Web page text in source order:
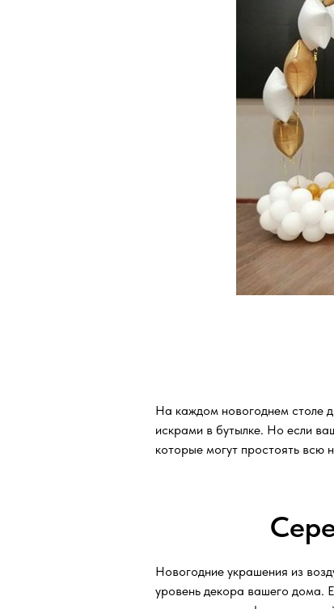
На каждом новогоднем столе
искрами в бутылке. Но если
которые могут простоять всю
Новогодние украшения из
уровень декора вашего дома.